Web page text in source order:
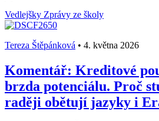
Vedlejšky Zprávy ze školy
Tereza Štěpánková • 4. května 2026
Komentář: Kreditové
brzda potenciálu. Proč
raději obětují jazyky i